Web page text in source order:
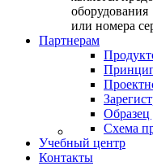
оборудования
или номера
Партнерам
Образец
Схема
Учебный центр
Контакты